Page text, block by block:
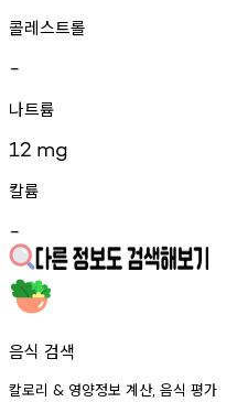
콜레스트롤
-
나트륨
12 mg
칼륨
-
음식 검색
칼로리 & 영양정보 계산, 음식 평가